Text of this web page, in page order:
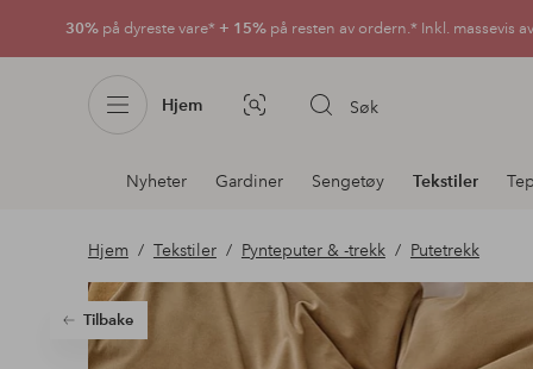
30% på dyreste vare* + 15% på resten av ordern.* Inkl. massevis
Hjem Bildesøk Søk
Avdelingsnavigering
Nyheter Gardiner Sengetøy Tekstiler
Hjem Tekstiler Pynteputer & -trekk Putetrekk
Tilbake